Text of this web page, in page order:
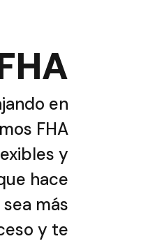
en
FHA
y
hace
más
y te